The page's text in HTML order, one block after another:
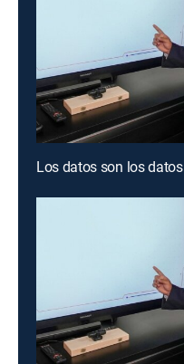
Los datos son los datos